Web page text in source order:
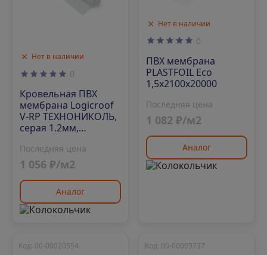
Нет в наличии
0
Кровельная ПВХ
мембрана Logicroof
V-RP ТЕХНОНИКОЛЬ,
серая 1.2мм,
Последняя цена
1 056 ₽/м2
Аналог
Нет в наличии
0
ПВХ мембрана
PLASTFOIL Eco
1,5х2100х20000
Последняя цена
1 082 ₽/м2
Аналог
Код: 00-00020554 Код: 00-00003737